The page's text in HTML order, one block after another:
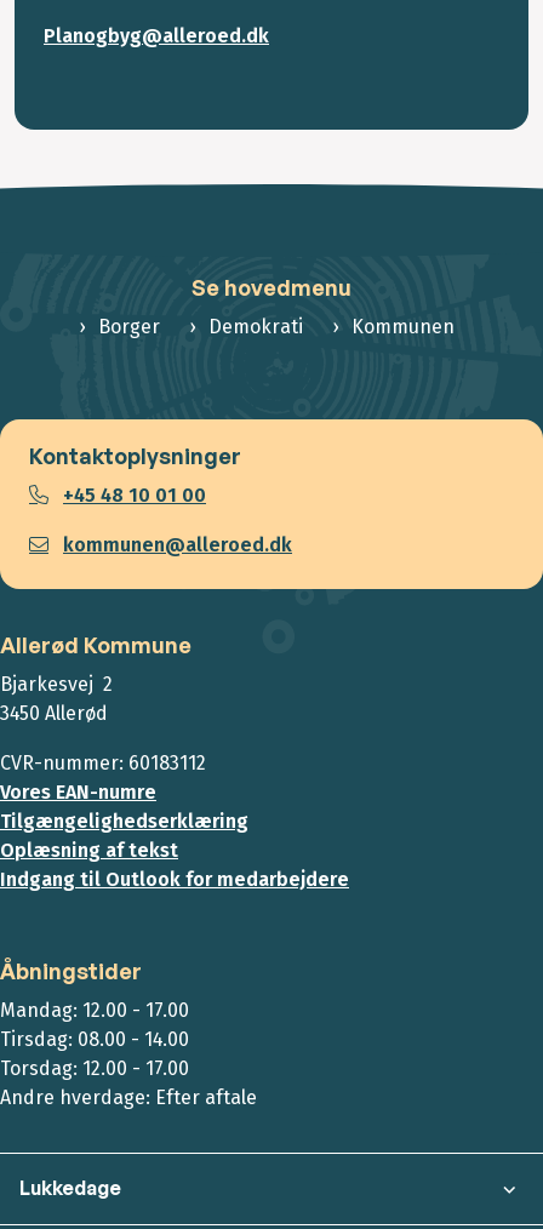
Planogbyg@alleroed.dk
Se hovedmenu
Borger Demokrati Kommunen
Kontaktoplysninger
+45 48 10 01 00
kommunen@alleroed.dk
Allerød Kommune
Bjarkesvej 2
3450 Allerød
CVR-nummer: 60183112
Vores EAN-numre
Tilgængelighedserklæring
Oplæsning af tekst
Indgang til Outlook for medarbejdere
Åbningstider
Mandag: 12.00 - 17.00
Tirsdag: 08.00 - 14.00
Torsdag: 12.00 - 17.00
Andre hverdage: Efter aftale
Lukkedage